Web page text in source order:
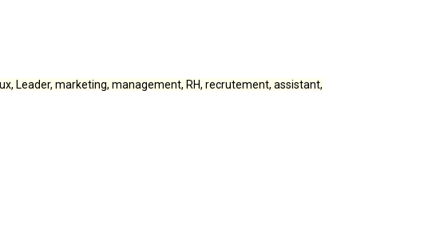
Leader, marketing, management, RH, recrutement, assistant,